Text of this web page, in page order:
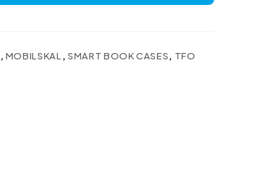
, MOBILSKAL ,SMART BOOK CASES, TFO